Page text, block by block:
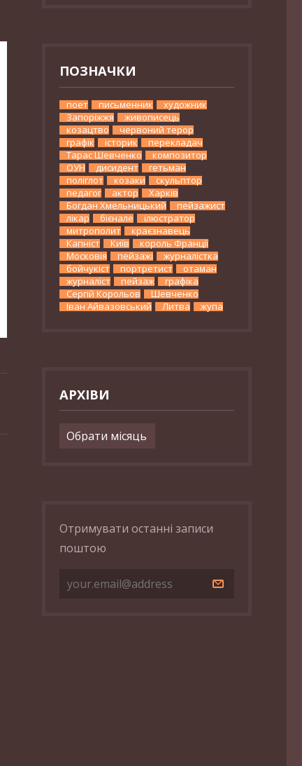
ПОЗНАЧКИ
поет письменник
художник
Запоріжжя
живописець
козацтво
червоний терор
графік
історик
перекладач
Тарас Шевченко
композитор
ОУН
дисидент
гетьман
поліглот
козаки
скульптор
педагог
актор
Харків
Богдан Хмельницький
пейзажист
лікар
бієнале
ілюстратор
митрополит
краєзнавець
Капніст
Київ
король Франції
Московія
пейзажі
журналістка
бойчукіст
портретист
отаман
журналіст
пейзаж
графіка
Сергій Корольов
Шевченко
Іван Айвазовський
Литва жупа
АРХІВИ
Архіви
Отримувати останні записи
поштою